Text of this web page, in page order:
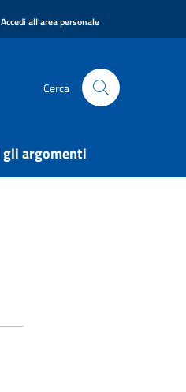
Accedi all'area personale
Cerca
argomenti